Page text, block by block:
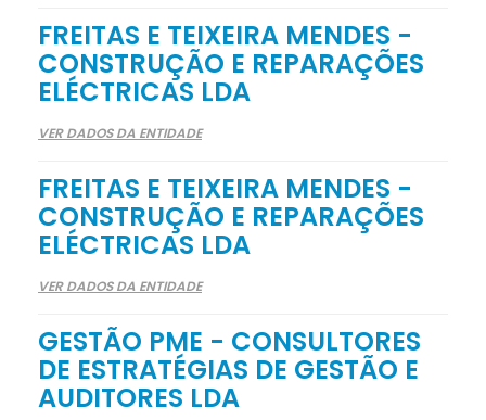
FREITAS E TEIXEIRA MENDES -
CONSTRUÇÃO E REPARAÇÕES
ELÉCTRICAS LDA
VER DADOS DA ENTIDADE
FREITAS E TEIXEIRA MENDES -
CONSTRUÇÃO E REPARAÇÕES
ELÉCTRICAS LDA
VER DADOS DA ENTIDADE
GESTÃO PME - CONSULTORES
DE ESTRATÉGIAS DE GESTÃO E
AUDITORES LDA